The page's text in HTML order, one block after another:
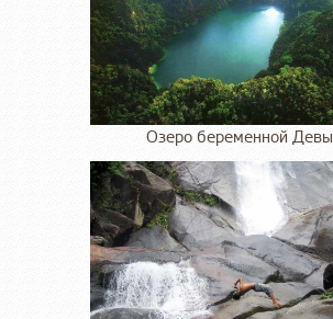
Озеро беременной Девы